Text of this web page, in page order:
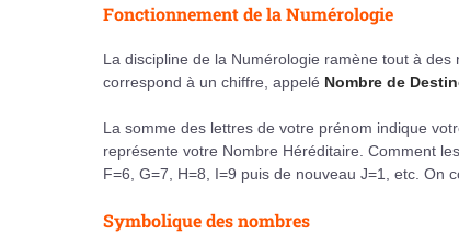
Fonctionnement de la Numérologie
La discipline de la Numérologie ramène tout à
correspond à un chiffre, appelé Nombre de
La somme des lettres de votre prénom indique
représente votre Nombre Héréditaire. Comment
F=6, G=7, H=8, I=9 puis de nouveau J=1, etc. On
Symbolique des nombres